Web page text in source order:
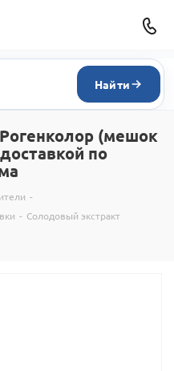
Найти
(мешок
по
-
- Солодовый экстракт